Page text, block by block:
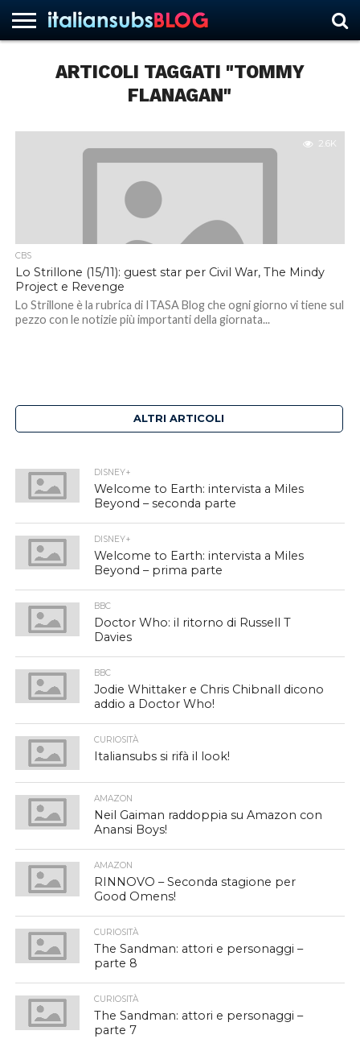
ARTICOLI TAGGATI "TOMMY
FLANAGAN"
2.6K
CBS
Lo Strillone (15/11): guest star per Civil War, The Mindy
Project e Revenge
Lo Strillone è la rubrica di ITASA Blog che ogni giorno vi tiene sul
pezzo con le notizie più importanti della giornata...
ALTRI ARTICOLI
DISNEY+
Welcome to Earth: intervista a Miles
Beyond – seconda parte
DISNEY+
Welcome to Earth: intervista a Miles
Beyond – prima parte
BBC
Doctor Who: il ritorno di Russell T
Davies
BBC
Jodie Whittaker e Chris Chibnall dicono
addio a Doctor Who!
CURIOSITÀ
Italiansubs si rifà il look!
AMAZON
Neil Gaiman raddoppia su Amazon con
Anansi Boys!
AMAZON
RINNOVO – Seconda stagione per
Good Omens!
CURIOSITÀ
The Sandman: attori e personaggi –
parte 8
CURIOSITÀ
The Sandman: attori e personaggi –
parte 7